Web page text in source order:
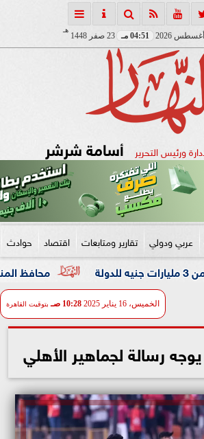
04:51 مـ 23 صفر 1448
هـ
ورئيس التحرير أسامة شرشر
عربي ودولي تقارير ومتابعات اقتصاد حوادث
محافظ المنوفية يحيل
الخميس، 16 يناير 2025 10:28 صـ بتوقيت القاهرة
رسالة لجماهير الأهلي